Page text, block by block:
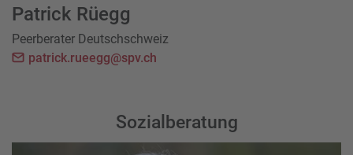
Patrick Rüegg
Peerberater Deutschschweiz
patrick.rueegg@spv.ch
Sozialberatung